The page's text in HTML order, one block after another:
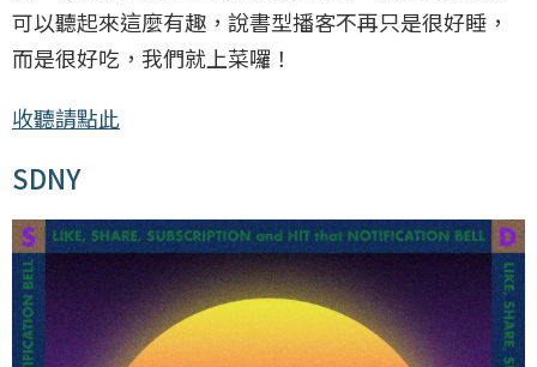
可以聽起來這麼有趣，說書型播客不再只是很好睡，
而是很好吃，我們就上菜囉！
收聽請點此
SDNY